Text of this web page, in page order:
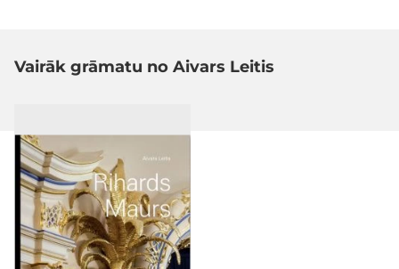
Vairāk grāmatu no Aivars Leitis